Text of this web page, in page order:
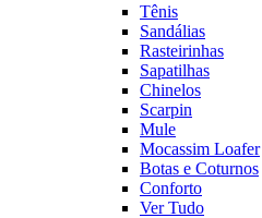
Tênis
Sandálias
Rasteirinhas
Sapatilhas
Chinelos
Scarpin
Mule
Mocassim Loafer
Botas e Coturnos
Conforto
Ver Tudo